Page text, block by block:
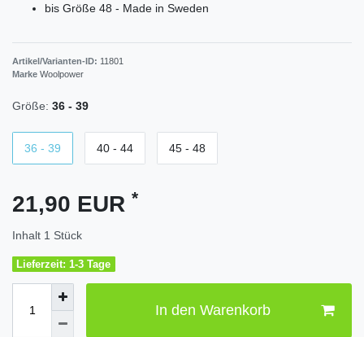
bis Größe 48 - Made in Sweden
Artikel/Varianten-ID: 11801
Marke Woolpower
Größe: 36 - 39
36 - 39 40 - 44 45 - 48
21,90 EUR *
Inhalt 1 Stück
Lieferzeit: 1-3 Tage
In den Warenkorb